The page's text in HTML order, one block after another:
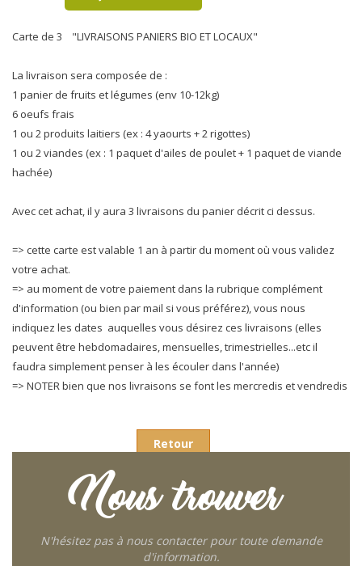
Carte de 3 "LIVRAISONS PANIERS BIO ET LOCAUX"
La livraison sera composée de :
1 panier de fruits et légumes (env 10-12kg)
6 oeufs frais
1 ou 2 produits laitiers (ex : 4 yaourts + 2 rigottes)
1 ou 2 viandes (ex : 1 paquet d'ailes de poulet + 1 paquet de viande
hachée)
Avec cet achat, il y aura 3 livraisons du panier décrit ci dessus.
=> cette carte est valable 1 an à partir du moment où vous validez
votre achat.
=> au moment de votre paiement dans la rubrique complément
d'information (ou bien par mail si vous préférez), vous nous
indiquez les dates auquelles vous désirez ces livraisons (elles
peuvent être hebdomadaires, mensuelles, trimestrielles...etc il
faudra simplement penser à les écouler dans l'année)
=> NOTER bien que nos livraisons se font les mercredis et vendredis
Retour
Nous trouver
N'hésitez pas à nous contacter pour toute demande
d'information.